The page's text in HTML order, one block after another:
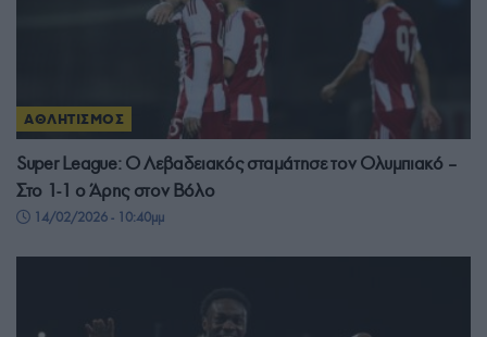
ΑΘΛΗΤΙΣΜΟΣ
Super League: Ο Λεβαδειακός σταμάτησε τον Ολυμπιακό –
Στο 1-1 ο Άρης στον Βόλο
14/02/2026 - 10:40μμ